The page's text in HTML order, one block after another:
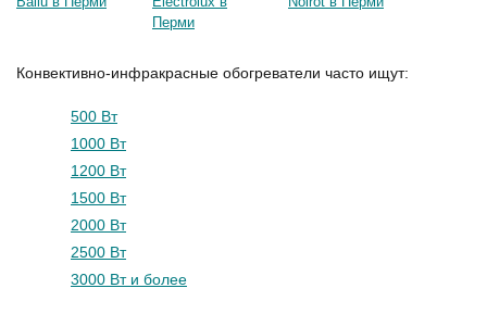
Конвективно-инфракрасные обогреватели часто ищут:
500 Вт
1000 Вт
1200 Вт
1500 Вт
2000 Вт
2500 Вт
3000 Вт и более